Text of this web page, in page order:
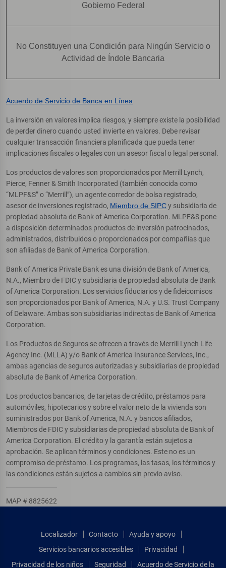
Gobierno Federal
No Constituyen una Condición para Ningún Servicio o
Actividad de Índole Bancaria
Acuerdo de Servicio de Banca en Línea
La inversión en valores implica riesgos, y siempre existe la posibilidad
de perder dinero cuando usted invierte en valores. Debe revisar
cualquier transacción financiera planificada que pueda tener
implicaciones fiscales o legales con un asesor fiscal o legal personal.
Los productos de valores son proporcionados por Merrill Lynch,
Pierce, Fenner & Smith Incorporated (también conocida como
“MLPF&S” o “Merrill”), un agente corredor de bolsa registrado,
asesor de inversiones registrado, Miembro de SIPCy subsidiaria de
propiedad absoluta de Bank of America Corporation. MLPF&S pone
a disposición determinados productos de inversión patrocinados,
administrados, distribuidos o proporcionados por compañías que
son afiliadas de Bank of America Corporation.
Bank of America Private Bank es una división de Bank of America,
N.A., Miembro de FDIC y subsidiaria de propiedad absoluta de Bank
of America Corporation. Los servicios fiduciarios y de fideicomisos
son proporcionados por Bank of America, N.A. y U.S. Trust Company
of Delaware. Ambas son subsidiarias indirectas de Bank of America
Corporation.
Los Productos de Seguros se ofrecen a través de Merrill Lynch Life
Agency Inc. (MLLA) y/o Bank of America Insurance Services, Inc.,
ambas agencias de seguros autorizadas y subsidiarias de propiedad
absoluta de Bank of America Corporation.
Los productos bancarios, de tarjetas de crédito, préstamos para
automóviles, hipotecarios y sobre el valor neto de la vivienda son
suministrados por Bank of America, N.A. y bancos afiliados,
Miembros de FDIC y subsidiarias de propiedad absoluta de Bank of
America Corporation. El crédito y la garantía están sujetos a
aprobación. Se aplican términos y condiciones. Este no es un
compromiso de préstamo. Los programas, las tasas, los términos y
las condiciones están sujetos a cambios sin previo aviso.
MAP # 8825622
Localizador Contacto
Ayuda y apoyo
Servicios bancarios accesibles
Privacidad
Privacidad de los niños
Seguridad Acuerdo de Servicio de la